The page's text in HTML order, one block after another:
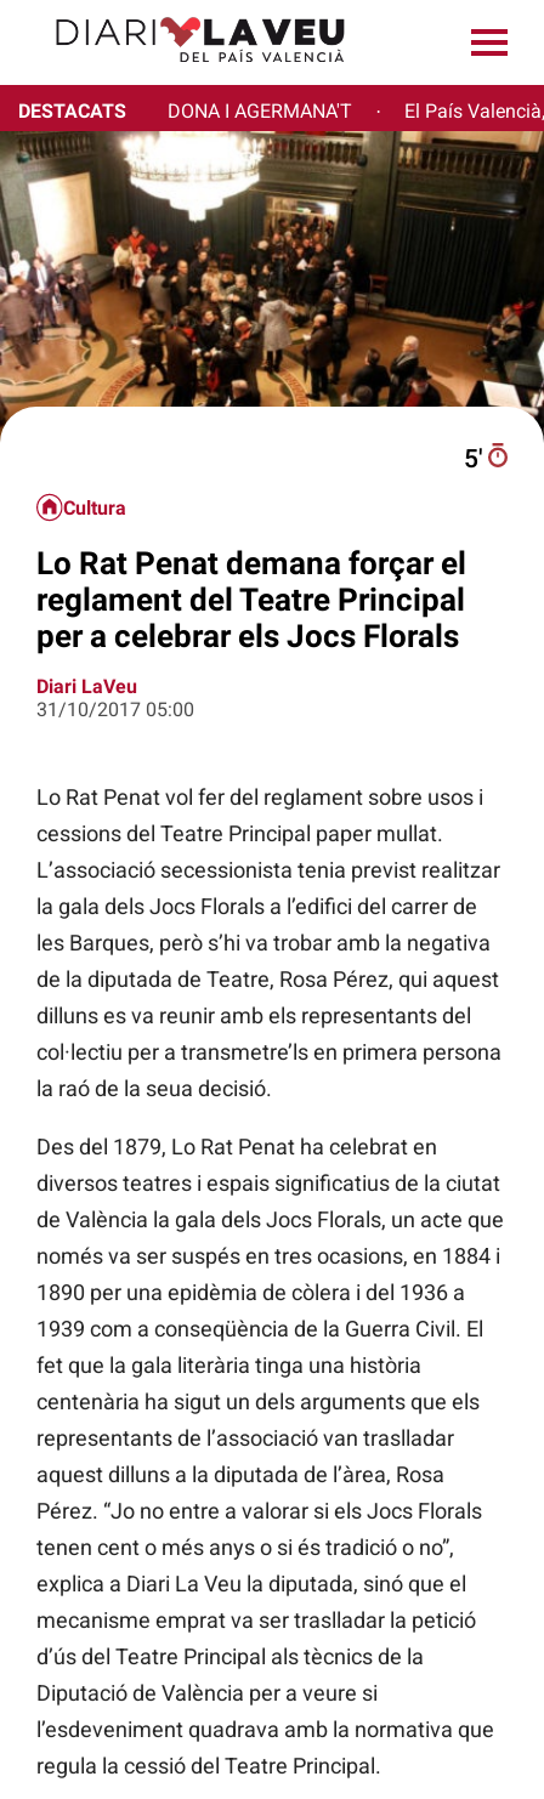
DESTACATS DONA I AGERMANA'T · El País
5′
Cultura
Lo Rat Penat demana forçar el
reglament del Teatre Principal
per a celebrar els Jocs Florals
Diari LaVeu
31/10/2017 05:00
Lo Rat Penat vol fer del reglament sobre usos i
cessions del Teatre Principal paper mullat.
L’associació secessionista tenia previst realitzar
la gala dels Jocs Florals a l’edifici del carrer de
les Barques, però s’hi va trobar amb la negativa
de la diputada de Teatre, Rosa Pérez, qui aquest
dilluns es va reunir amb els representants del
col·lectiu per a transmetre’ls en primera persona
la raó de la seua decisió.
Des del 1879, Lo Rat Penat ha celebrat en
diversos teatres i espais significatius de la ciutat
de València la gala dels Jocs Florals, un acte que
només va ser suspés en tres ocasions, en 1884 i
1890 per una epidèmia de còlera i del 1936 a
1939 com a conseqüència de la Guerra Civil. El
fet que la gala literària tinga una història
centenària ha sigut un dels arguments que els
representants de l’associació van traslladar
aquest dilluns a la diputada de l’àrea, Rosa
Pérez. “Jo no entre a valorar si els Jocs Florals
tenen cent o més anys o si és tradició o no”,
explica a Diari La Veu la diputada, sinó que el
mecanisme emprat va ser traslladar la petició
d’ús del Teatre Principal als tècnics de la
Diputació de València per a veure si
l’esdeveniment quadrava amb la normativa que
regula la cessió del Teatre Principal.